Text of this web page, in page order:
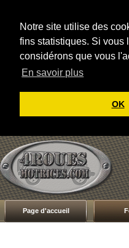
Notre site utilise des
fins statistiques. Si vous
considérons que vous
En savoir plus
OK
Page d'accueil